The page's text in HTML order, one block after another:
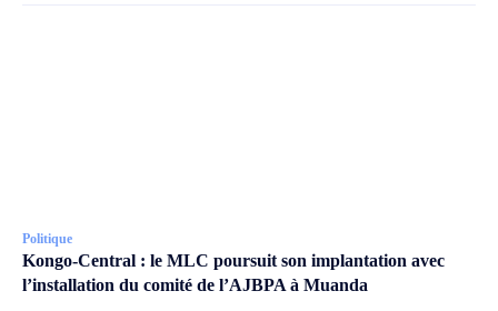
Politique
Kongo-Central : le MLC poursuit son implantation avec
l’installation du comité de l’AJBPA à Muanda